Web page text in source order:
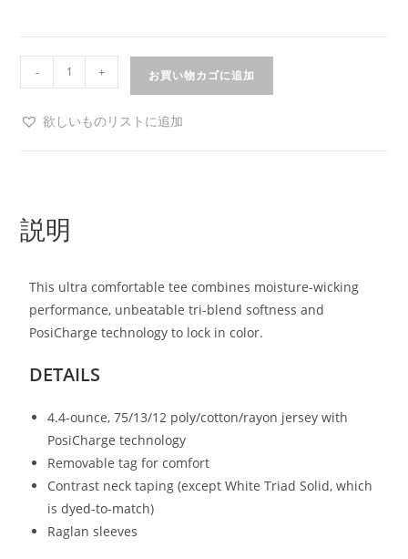
- + お買い物カゴに追加
欲しいものリストに追加
説明
This ultra comfortable tee combines moisture-wicking
performance, unbeatable tri-blend softness and
PosiCharge technology to lock in color.
DETAILS
4.4-ounce, 75/13/12 poly/cotton/rayon jersey with
PosiCharge technology
Removable tag for comfort
Contrast neck taping (except White Triad Solid, which
is dyed-to-match)
Raglan sleeves